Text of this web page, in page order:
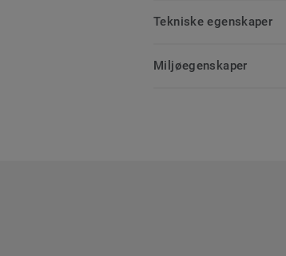
Tekniske egenskaper
Miljøegenskaper